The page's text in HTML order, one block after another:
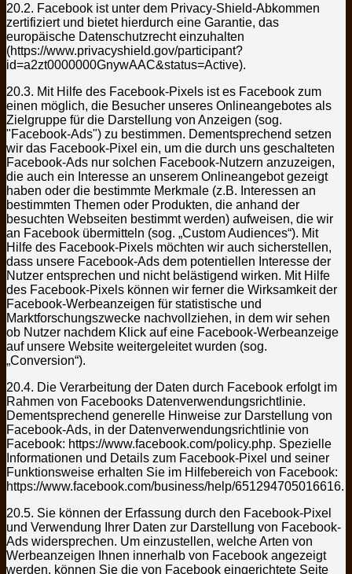
20.2. Facebook ist unter dem Privacy-Shield-Abkommen
zertifiziert und bietet hierdurch eine Garantie, das
europäische Datenschutzrecht einzuhalten
(https://www.privacyshield.gov/participant?
id=a2zt0000000GnywAAC&status=Active).
20.3. Mit Hilfe des Facebook-Pixels ist es Facebook zum
einen möglich, die Besucher unseres Onlineangebotes als
Zielgruppe für die Darstellung von Anzeigen (sog.
"Facebook-Ads") zu bestimmen. Dementsprechend setzen
wir das Facebook-Pixel ein, um die durch uns geschalteten
Facebook-Ads nur solchen Facebook-Nutzern anzuzeigen,
die auch ein Interesse an unserem Onlineangebot gezeigt
haben oder die bestimmte Merkmale (z.B. Interessen an
bestimmten Themen oder Produkten, die anhand der
besuchten Webseiten bestimmt werden) aufweisen, die wir
an Facebook übermitteln (sog. „Custom Audiences“). Mit
Hilfe des Facebook-Pixels möchten wir auch sicherstellen,
dass unsere Facebook-Ads dem potentiellen Interesse der
Nutzer entsprechen und nicht belästigend wirken. Mit Hilfe
des Facebook-Pixels können wir ferner die Wirksamkeit der
Facebook-Werbeanzeigen für statistische und
Marktforschungszwecke nachvollziehen, in dem wir sehen
ob Nutzer nachdem Klick auf eine Facebook-Werbeanzeige
auf unsere Website weitergeleitet wurden (sog.
„Conversion“).
20.4. Die Verarbeitung der Daten durch Facebook erfolgt im
Rahmen von Facebooks Datenverwendungsrichtlinie.
Dementsprechend generelle Hinweise zur Darstellung von
Facebook-Ads, in der Datenverwendungsrichtlinie von
Facebook: https://www.facebook.com/policy.php. Spezielle
Informationen und Details zum Facebook-Pixel und seiner
Funktionsweise erhalten Sie im Hilfebereich von Facebook:
https://www.facebook.com/business/help/651294705016616.
20.5. Sie können der Erfassung durch den Facebook-Pixel
und Verwendung Ihrer Daten zur Darstellung von Facebook-
Ads widersprechen. Um einzustellen, welche Arten von
Werbeanzeigen Ihnen innerhalb von Facebook angezeigt
werden, können Sie die von Facebook eingerichtete Seite